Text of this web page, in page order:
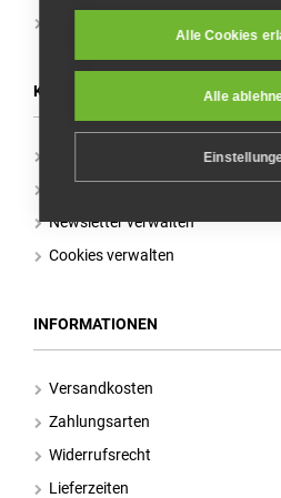
KUNDENCENTER
Newsletter verwalten
Cookies verwalten
INFORMATIONEN
Versandkosten
Zahlungsarten
Widerrufsrecht
Lieferzeiten
Alle Cookies
Alle